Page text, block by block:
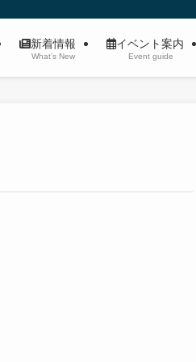
新着情報
What’s New
イベント案内
Event guide